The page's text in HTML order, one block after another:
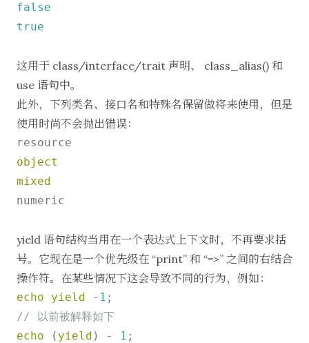
false
true
这用于 class/interface/trait 声明、 class_alias() 和
use 语句中。
此外，下列类名、接口名和特殊名保留做将来使用，但是
使用时尚不会抛出错误：
object
mixed
numeric
yield 语句结构当用在一个表达式上下文时，不再要求括
号。它现在是一个优先级在 “print” 和 “=>” 之间的右结合
操作符。在某些情况下这会导致不同的行为，例如：
echo yield - 1
// 以前被解释如下
echo ( yield ) - 1